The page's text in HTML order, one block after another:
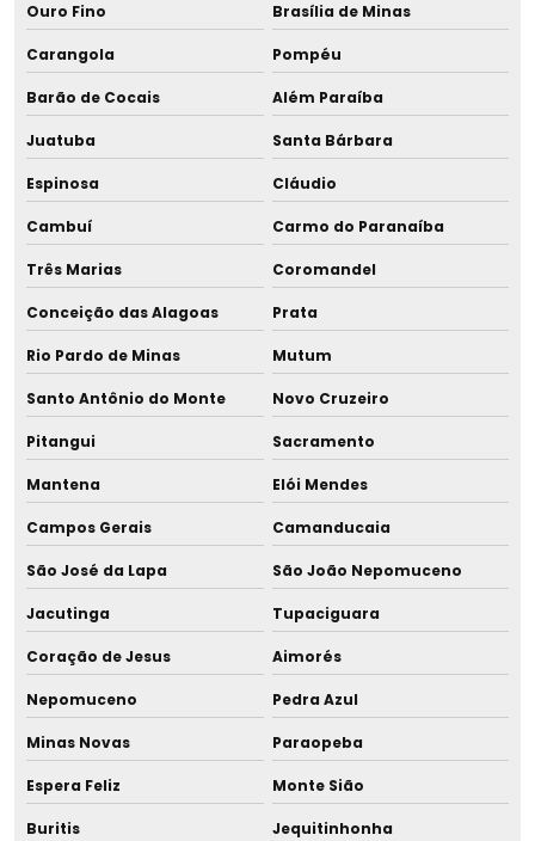
Fornecedor de banho maria para formula
Fornecedor de banho maria para pasteurização
Fornecedor de banho maria rbl
Fornecedor de equipamentos para banco de leite
Fornecedor de equipamentos para bancos de leite
humano
Fornecedor de resfriador de leite humano
Fornecedor de resfriador rápido para leite
Fornecedor de resfriador rápido para leite humano
Fornecedor de tira leite duplo
Fornecedor de tira leite duplo para hospital
Fornecedor de tira leite hospitalar
Fornecedor de vidro para leite materno
Frasco 60ml
Frasco 80ml
Frasco borossilicato para leite
Ouro Fino Brasília de Minas
Carangola Pompéu
Barão de Cocais Além Paraíba
Juatuba Santa Bárbara
Espinosa Cláudio
Cambuí Carmo do Paranaíba
Três Marias Coromandel
Conceição das Alagoas Prata
Rio Pardo de Minas Mutum
Santo Antônio do Monte Novo Cruzeiro
Pitangui Sacramento
Mantena Elói Mendes
Campos Gerais Camanducaia
São José da Lapa São João Nepomuceno
Jacutinga Tupaciguara
Coração de Jesus Aimorés
Nepomuceno Pedra Azul
Minas Novas Paraopeba
Espera Feliz Monte Sião
Buritis Jequitinhonha